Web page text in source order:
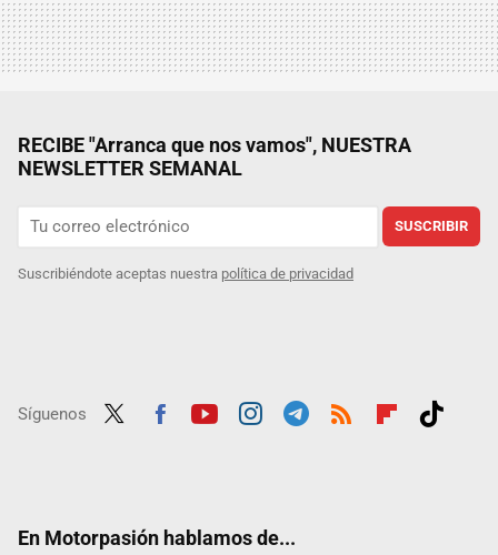
RECIBE "Arranca que nos vamos", NUESTRA
NEWSLETTER SEMANAL
SUSCRIBIR
Suscribiéndote aceptas nuestra política de privacidad
Síguenos
En Motorpasión hablamos de...